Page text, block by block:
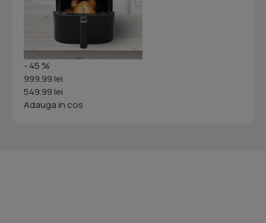
- 45 %
999.99 lei
549.99 lei
Adauga in cos